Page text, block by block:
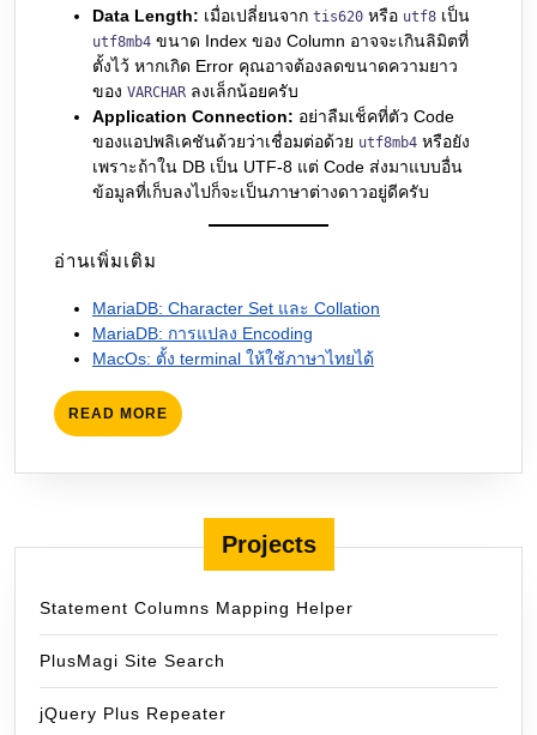
Data Length: เมื่อเปลี่ยนจาก tis620 หรือ utf8 เป็น
utf8mb4 ขนาด Index ของ Column อาจจะเกินลิมิตที่
ตั้งไว้ หากเกิด Error คุณอาจต้องลดขนาดความยาว
ของ VARCHAR ลงเล็กน้อยครับ
Application Connection: อย่าลืมเช็คที่ตัว Code
ของแอปพลิเคชันด้วยว่าเชื่อมต่อด้วย utf8mb4 หรือยัง
เพราะถ้าใน DB เป็น UTF-8 แต่ Code ส่งมาแบบอื่น
ข้อมูลที่เก็บลงไปก็จะเป็นภาษาต่างดาวอยู่ดีครับ
อ่านเพิ่มเติม
MariaDB: Character Set และ Collation
MariaDB: การแปลง Encoding
MacOs: ตั้ง terminal ให้ใช้ภาษาไทยได้
READ MORE READ
MORE
Projects
Statement Columns Mapping Helper
PlusMagi Site Search
jQuery Plus Repeater